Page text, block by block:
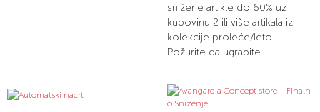
snižene artikle do 60% uz
kupovinu 2 ili više artikala iz
kolekcije proleće/leto.
Požurite da ugrabite...